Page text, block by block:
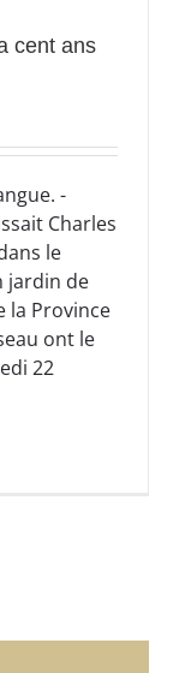
cent ans
-
Charles
le
jardin de
la Province
ont le
22